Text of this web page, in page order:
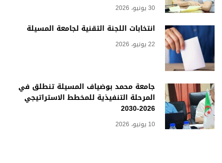
30 يونيو، 2026
انتخابات اللجنة التقنية لجامعة المسيلة
22 يونيو، 2026
جامعة محمد بوضياف المسيلة تنطلق في
المرحلة التنفيذية للمخطط الاستراتيجي
2026-2030
10 يونيو، 2026